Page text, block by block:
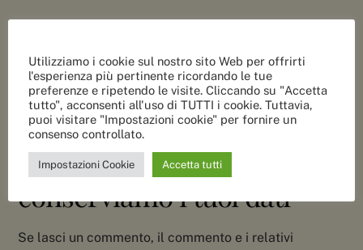
Analytics
Con chi condividiamo i tuoi
dati
Per quanto tempo
conserviamo i tuoi dati
Se lasci un commento, il commento e i relativi
Utilizziamo i cookie sul nostro sito Web per offrirti
l'esperienza più pertinente ricordando le tue
preferenze e ripetendo le visite. Cliccando su "Accetta
tutto", acconsenti all'uso di TUTTI i cookie. Tuttavia,
puoi visitare "Impostazioni cookie" per fornire un
consenso controllato.
Impostazioni Cookie Accetta tutti